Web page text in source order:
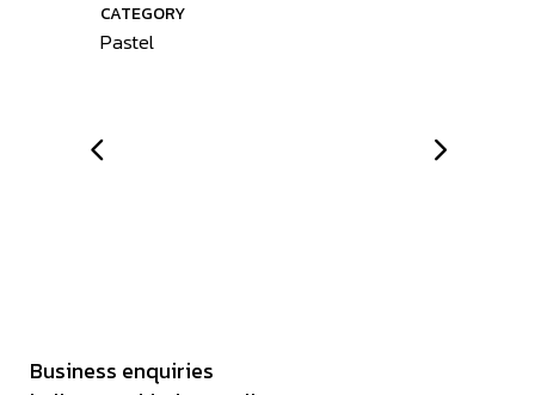
CATEGORY
Pastel
Business enquiries